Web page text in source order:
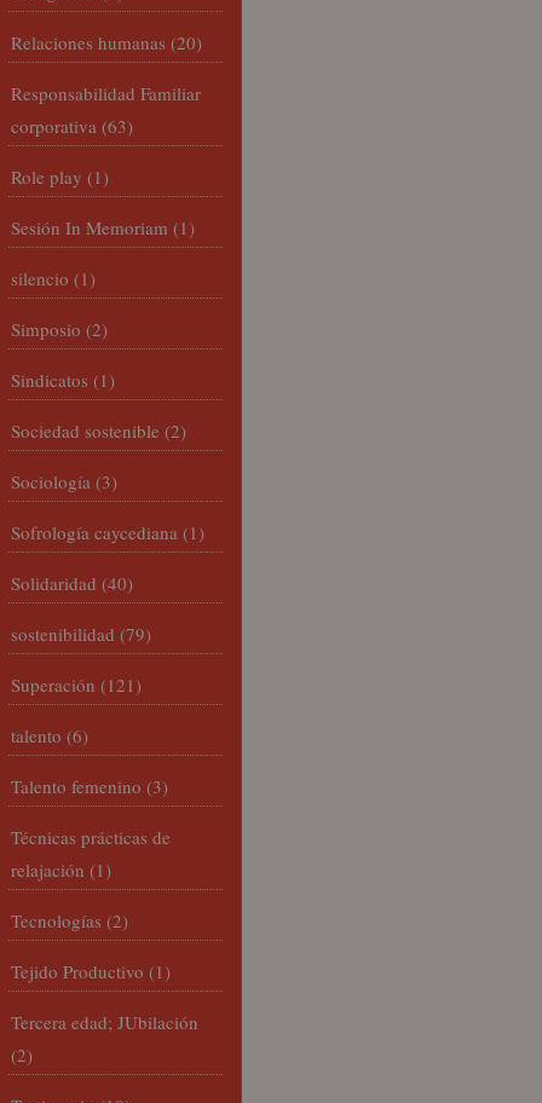
Relaciones humanas (20)
Responsabilidad Familiar
corporativa (63)
Role play (1)
Sesión In Memoriam (1)
silencio (1)
Simposio (2)
Sindicatos (1)
Sociedad sostenible (2)
Sociología (3)
Sofrología caycediana (1)
Solidaridad (40)
sostenibilidad (79)
Superación (121)
talento (6)
Talento femenino (3)
Técnicas prácticas de
relajación (1)
Tecnologías (2)
Tejido Productivo (1)
Tercera edad; JUbilación
(2)